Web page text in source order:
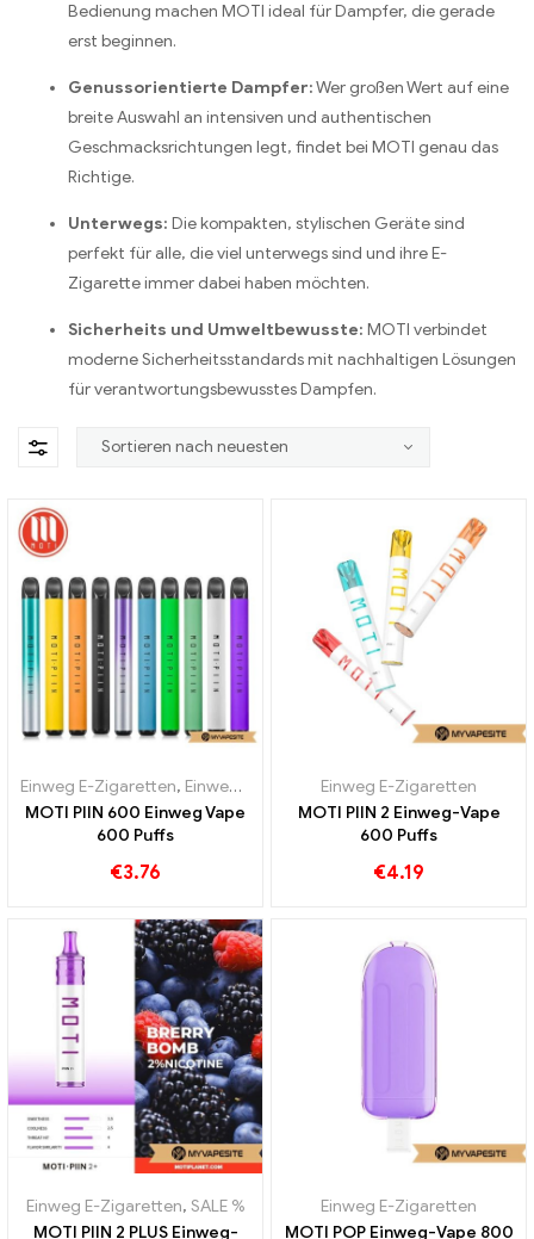
Bedienung machen MOTI ideal für Dampfer, die gerade
erst beginnen.
Genussorientierte Dampfer:Wer großen Wert auf eine
breite Auswahl an intensiven und authentischen
Geschmacksrichtungen legt, findet bei MOTI genau das
Richtige.
Unterwegs: Die kompakten, stylischen Geräte sind
perfekt für alle, die viel unterwegs sind und ihre E-
Zigarette immer dabei haben möchten.
Sicherheits und Umweltbewusste: MOTI verbindet
moderne Sicherheitsstandards mit nachhaltigen Lösungen
für verantwortungsbewusstes Dampfen.
Einweg E-Zigaretten, Einweg-E-Zigaretten Schweden ,Einweg-E-
MOTI PIIN 600 Einweg Vape
600 Puffs
€3.76
Einweg E-Zigaretten
MOTI PIIN 2 Einweg-Vape
600 Puffs
€4.19
Einweg E-Zigaretten, SALE %
MOTI PIIN 2 PLUS Einweg-
Einweg E-Zigaretten
MOTI POP Einweg-Vape 800